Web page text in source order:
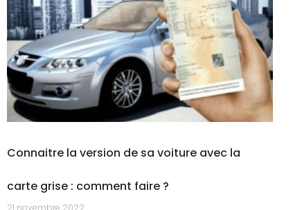
Connaitre la version de sa voiture avec la
carte grise : comment faire ?